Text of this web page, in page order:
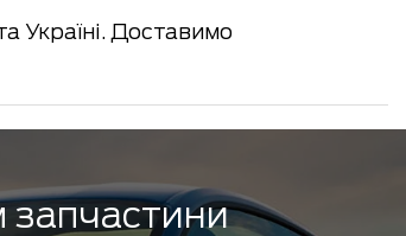
Україні. Доставимо
запчастини